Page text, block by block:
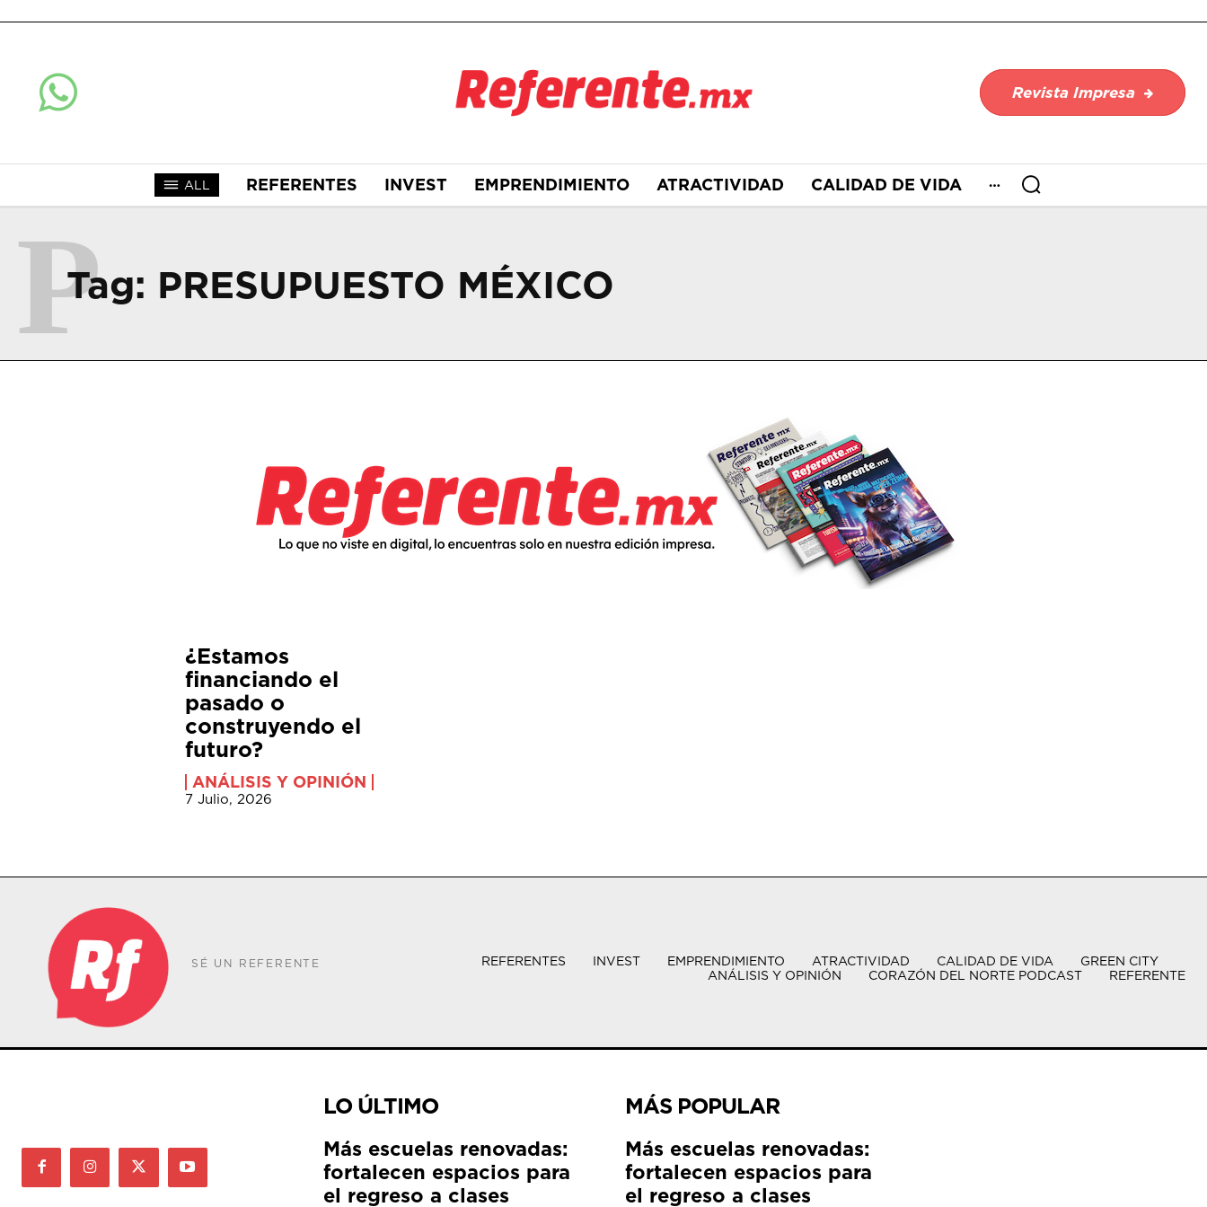
Revista Impresa
ALL REFERENTES INVEST EMPRENDIMIENTO ATRACTIVIDAD CALIDAD DE VIDA
Tag: PRESUPUESTO MÉXICO
P
¿Estamos
financiando el
pasado o
construyendo el
futuro?
ANÁLISIS Y OPINIÓN
7 Julio, 2026
SÉ UN REFERENTE REFERENTES INVEST EMPRENDIMIENTO ATRACTIVIDAD CALIDAD DE VIDA
GREEN CITY
ANÁLISIS Y OPINIÓN
CORAZÓN DEL NORTE PODCAST REFERENTE
LO ÚLTIMO
Más escuelas renovadas:
fortalecen espacios para
el regreso a clases
MÁS POPULAR
Más escuelas renovadas:
fortalecen espacios para
el regreso a clases